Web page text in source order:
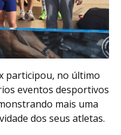
participou, no último
eventos desportivos
mais uma
dos seus atletas.